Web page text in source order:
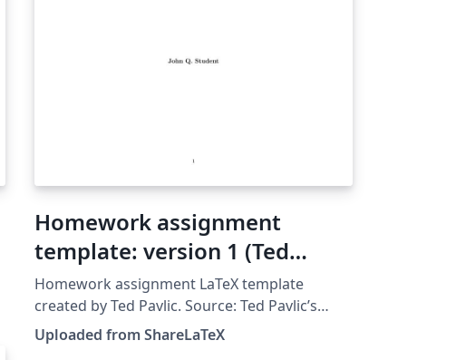
Homework assignment
template: version 1 (Ted
Pavlic)
Homework assignment LaTeX template
created by Ted Pavlic. Source: Ted Pavlic’s
homepage. This template was originally
published on ShareLaTeX and subsequently
Uploaded from ShareLaTeX